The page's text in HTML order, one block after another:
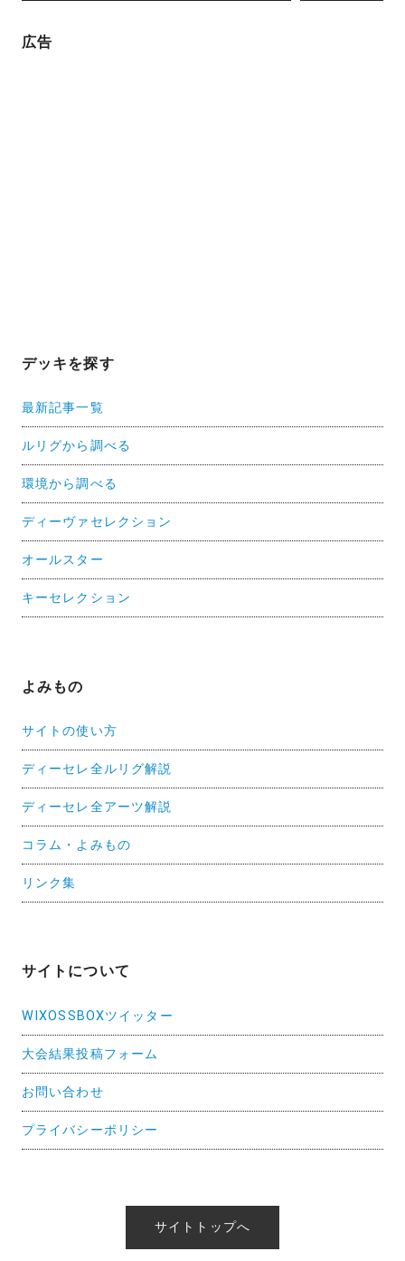
広告
デッキを探す
最新記事一覧
ルリグから調べる
環境から調べる
ディーヴァセレクション
オールスター
キーセレクション
よみもの
サイトの使い方
ディーセレ全ルリグ解説
ディーセレ全アーツ解説
コラム・よみもの
リンク集
サイトについて
WIXOSSBOXツイッター
大会結果投稿フォーム
お問い合わせ
プライバシーポリシー
サイトトップへ